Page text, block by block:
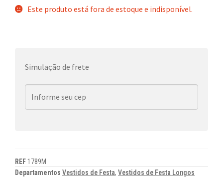
Este produto está fora de estoque e indisponível.
Simulação de frete
REF 1789M
Departamentos Vestidos de Festa, Vestidos de Festa Longos